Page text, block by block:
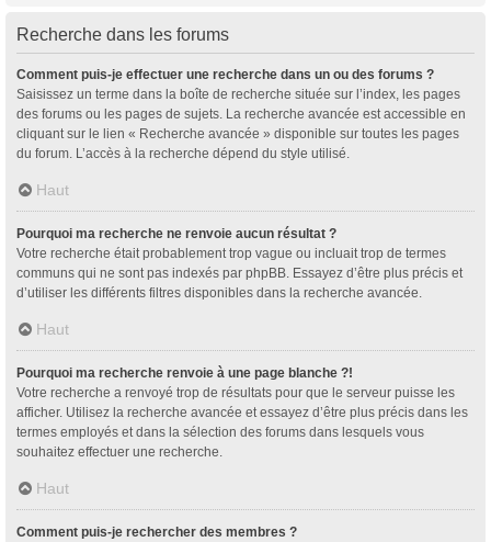
Recherche dans les forums
Comment puis-je effectuer une recherche dans un ou des forums ?
Saisissez un terme dans la boîte de recherche située sur l’index, les pages
des forums ou les pages de sujets. La recherche avancée est accessible en
cliquant sur le lien « Recherche avancée » disponible sur toutes les pages
du forum. L’accès à la recherche dépend du style utilisé.
Haut
Pourquoi ma recherche ne renvoie aucun résultat ?
Votre recherche était probablement trop vague ou incluait trop de termes
communs qui ne sont pas indexés par phpBB. Essayez d’être plus précis et
d’utiliser les différents filtres disponibles dans la recherche avancée.
Haut
Pourquoi ma recherche renvoie à une page blanche ?!
Votre recherche a renvoyé trop de résultats pour que le serveur puisse les
afficher. Utilisez la recherche avancée et essayez d’être plus précis dans les
termes employés et dans la sélection des forums dans lesquels vous
souhaitez effectuer une recherche.
Haut
Comment puis-je rechercher des membres ?